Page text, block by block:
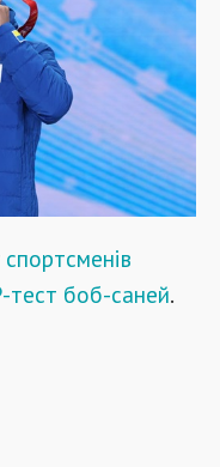
спортсменів
тест боб-саней.